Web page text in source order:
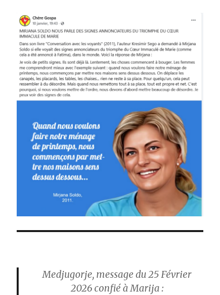
Medjugorje, message du 25 Février
2026 confié à Marija :